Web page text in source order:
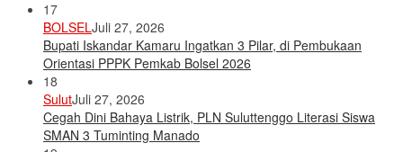
17
BOLSELJuli 27, 2026
Bupati Iskandar Kamaru Ingatkan 3 Pilar, di Pembukaan
Orientasi PPPK Pemkab Bolsel 2026
18
SulutJuli 27, 2026
Cegah Dini Bahaya Listrik, PLN Suluttenggo Literasi Siswa
SMAN 3 Tuminting Manado